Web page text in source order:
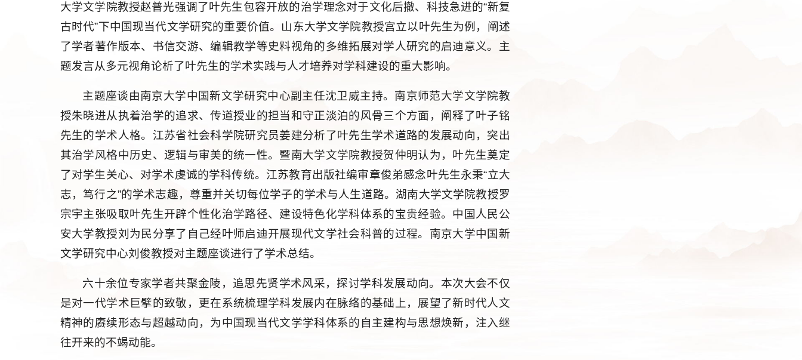
大学文学院教授赵普光强调了叶先生包容开放的治学理念对于文化后撤、科技急进的“新复
古时代”下中国现当代文学研究的重要价值。山东大学文学院教授宫立以叶先生为例，阐述
了学者著作版本、书信交游、编辑教学等史料视角的多维拓展对学人研究的启迪意义。主
题发言从多元视角论析了叶先生的学术实践与人才培养对学科建设的重大影响。
主题座谈由南京大学中国新文学研究中心副主任沈卫威主持。南京师范大学文学院教
授朱晓进从执着治学的追求、传道授业的担当和守正淡泊的风骨三个方面，阐释了叶子铭
先生的学术人格。江苏省社会科学院研究员姜建分析了叶先生学术道路的发展动向，突出
其治学风格中历史、逻辑与审美的统一性。暨南大学文学院教授贺仲明认为，叶先生奠定
了对学生关心、对学术虔诚的学科传统。江苏教育出版社编审章俊弟感念叶先生永秉“立大
志，笃行之”的学术志趣，尊重并关切每位学子的学术与人生道路。湖南大学文学院教授罗
宗宇主张吸取叶先生开辟个性化治学路径、建设特色化学科体系的宝贵经验。中国人民公
安大学教授刘为民分享了自己经叶师启迪开展现代文学社会科普的过程。南京大学中国新
文学研究中心刘俊教授对主题座谈进行了学术总结。
六十余位专家学者共聚金陵，追思先贤学术风采，探讨学科发展动向。 本次大会不仅
是对一代学术巨擘的致敬，更在系统梳理学科发展内在脉络的基础上，展望了新时代人文
精神的赓续形态与超越动向，为中国现当代文学学科体系的自主建构与思想焕新，注入继
往开来的不竭动能。